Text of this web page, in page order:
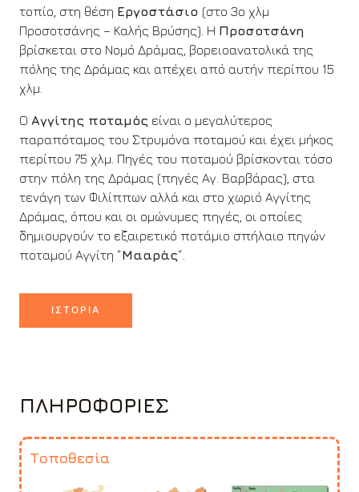
τοπίο, στη θέση Εργοστάσιο (στο 3ο χλμ
Προσοτσάνης – Καλής Βρύσης). Η Προσοτσάνη
βρίσκεται στο Νομό Δράμας, βορειοανατολικά της
πόλης της Δράμας και απέχει από αυτήν περίπου 15
χλμ.
O Αγγίτης ποταμός είναι ο μεγαλύτερος
παραπόταμος του Στρυμόνα ποταμού και έχει μήκος
περίπου 75 χλμ. Πηγές του ποταμού βρίσκονται τόσο
στην πόλη της Δράμας (πηγές Αγ. Βαρβάρας), στα
τενάγη των Φιλίππων αλλά και στο χωριό Αγγίτης
Δράμας, όπου και οι ομώνυμες πηγές, οι οποίες
δημιουργούν το εξαιρετικό ποτάμιο σπήλαιο πηγών
ποταμού Αγγίτη “Μααράς“.
ΙΣΤΟΡΊΑ
ΠΛΗΡΟΦΟΡΊΕΣ
Τοποθεσία